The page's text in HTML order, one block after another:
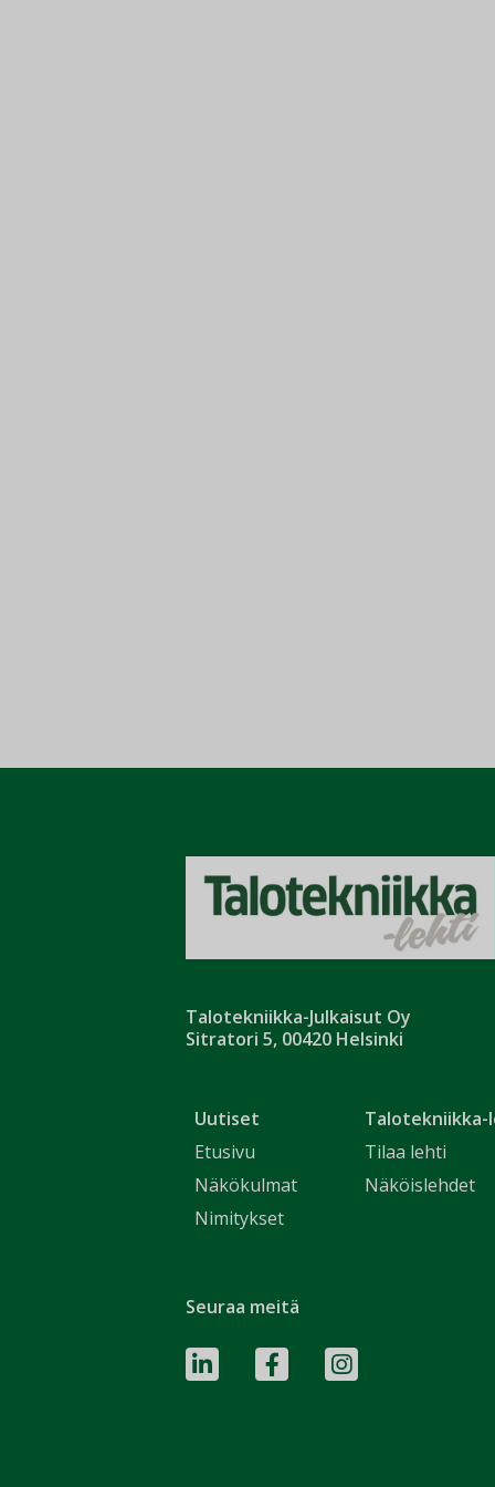
Talotekniikka-Julkaisut Oy
Sitratori 5, 00420 Helsinki
Uutiset
Etusivu
Näkökulmat
Nimitykset
Talotekniikka-
Tilaa lehti
Näköislehdet
Seuraa meitä